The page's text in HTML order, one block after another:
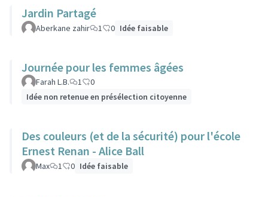
Jardin Partagé
Aberkane zahir 1 0 Idée faisable
Journée pour les femmes âgées
Farah L.B. 1
0
Idée non retenue en présélection citoyenne
Des couleurs (et de la sécurité) pour l'école
Ernest Renan - Alice Ball
Max 1 0 Idée faisable